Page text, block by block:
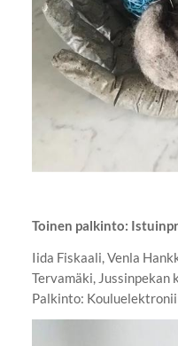
Toinen palkinto:
Iida Fiskaali, Venla
Tervamäki, Jussinpekan
Palkinto: